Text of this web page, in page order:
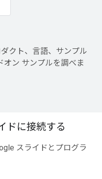
クト、言語、サンプル
オン サンプルを調べま
ドに接続する
スライドとプログラ